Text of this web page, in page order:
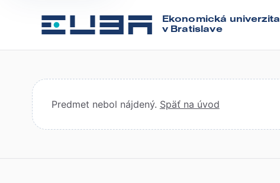
Ekonomická univerzita
v Bratislave
Predmet nebol nájdený. Späť na úvod